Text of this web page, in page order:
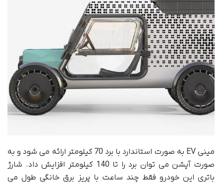
مینی EV به صورت استاندارد با برد 70 کیلومتر ارائه می شود و به
صورت آپشن می توان برد را تا 140 کیلومتر افزایش داد. شارژ
باتری این خودرو فقط چند ساعت با پریز برق خانگی طول می